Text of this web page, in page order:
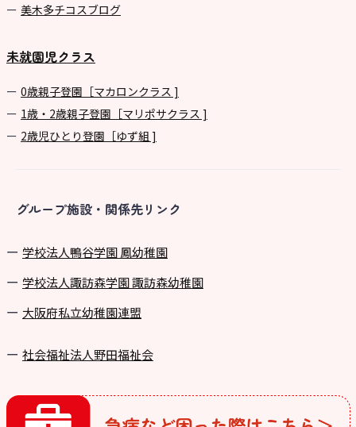
美⽊多チコスブログ
未就園児クラス
0歳親子登園［マカロンクラス ]
1歳・2歳親子登園［マリポサクラス ]
2歳児ひとり登園［ゆず組 ]
グループ施設・関係先リンク
学校法⼈鴨⾕学園 鳳幼稚園
学校法⼈諏訪森学園 諏訪森幼稚園
⼤阪府私⽴幼稚園連盟
社会福祉法人野田福祉会